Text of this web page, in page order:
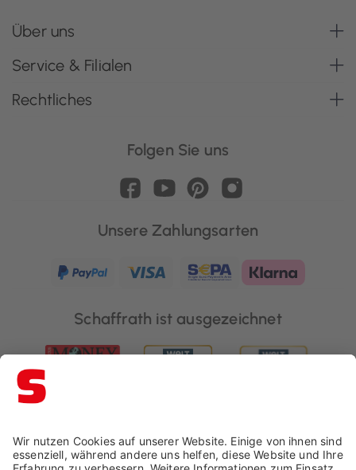
Über uns
Service & Filialen
Rechtliches
Folgen Sie uns
Unsere Zahlungsarten
Schaffrath ist ausgezeichnet